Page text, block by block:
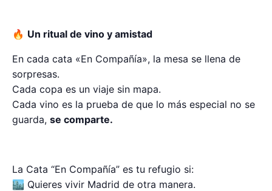
🔥 Un ritual de vino y amistad
En cada cata «En Compañía», la mesa se llena de
sorpresas.
Cada copa es un viaje sin mapa.
Cada vino es la prueba de que lo más especial no se
guarda, se comparte.
La Cata “En Compañía” es tu refugio si:
🏙 Quieres vivir Madrid de otra manera.